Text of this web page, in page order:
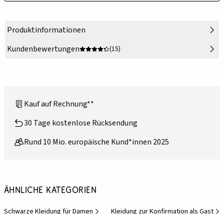
Produktinformationen
Kundenbewertungen
(15)
Kauf auf Rechnung**
30 Tage kostenlose Rücksendung
Rund 10 Mio. europäische Kund*innen 2025
Ähnliche Kategorien
Schwarze Kleidung für Damen Kleidung zur Konfirmation als Gast